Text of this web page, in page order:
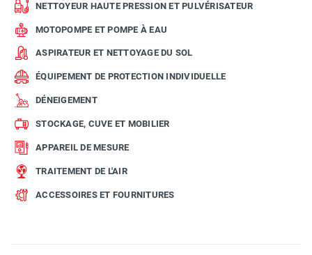
NETTOYEUR HAUTE PRESSION ET PULVÉRISATEUR
MOTOPOMPE ET POMPE À EAU
ASPIRATEUR ET NETTOYAGE DU SOL
ÉQUIPEMENT DE PROTECTION INDIVIDUELLE
DÉNEIGEMENT
STOCKAGE, CUVE ET MOBILIER
APPAREIL DE MESURE
TRAITEMENT DE L'AIR
ACCESSOIRES ET FOURNITURES